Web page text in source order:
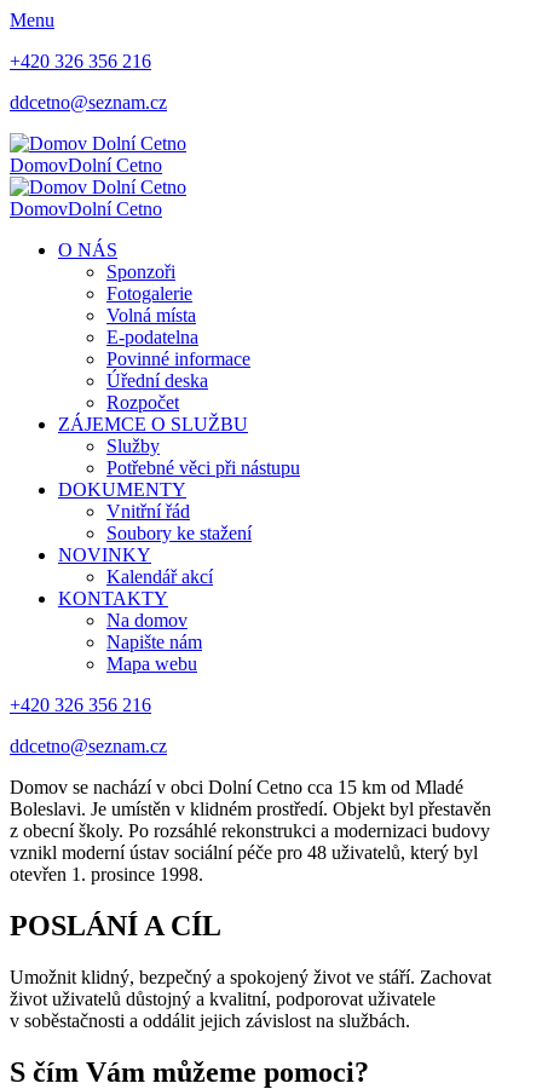
Menu
+420 326 356 216
ddcetno@seznam.cz
DomovDolní Cetno
DomovDolní Cetno
O NÁS
Sponzoři
Fotogalerie
Volná místa
E-podatelna
Povinné informace
Úřední deska
Rozpočet
ZÁJEMCE O SLUŽBU
Služby
Potřebné věci při nástupu
DOKUMENTY
Vnitřní řád
Soubory ke stažení
NOVINKY
Kalendář akcí
KONTAKTY
Na domov
Napište nám
Mapa webu
+420 326 356 216
ddcetno@seznam.cz
Domov se nachází v obci Dolní Cetno cca 15 km od Mladé
Boleslavi. Je umístěn v klidném prostředí. Objekt byl přestavěn
z obecní školy. Po rozsáhlé rekonstrukci a modernizaci budovy
vznikl moderní ústav sociální péče pro 48 uživatelů, který byl
otevřen 1. prosince 1998.
POSLÁNÍ A CÍL
Umožnit klidný, bezpečný a spokojený život ve stáří. Zachovat
život uživatelů důstojný a kvalitní, podporovat uživatele
v soběstačnosti a oddálit jejich závislost na službách.
S čím Vám můžeme pomoci?